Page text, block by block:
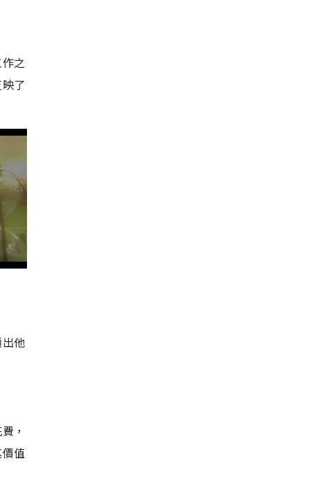
之
了
他
，
值